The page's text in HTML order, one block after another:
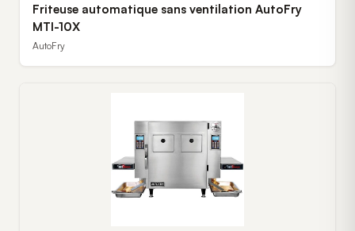
Friteuse automatique sans ventilation AutoFry
MTI-10X
AutoFry